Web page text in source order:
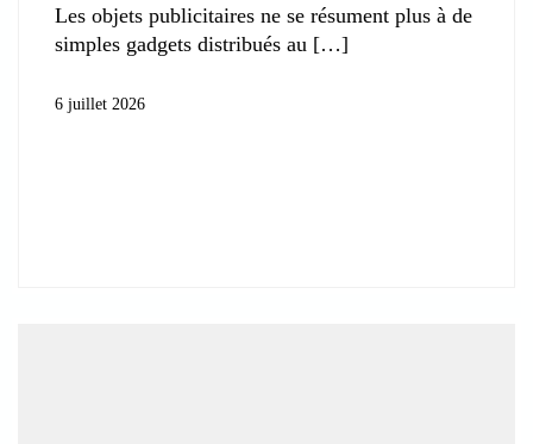
Les objets publicitaires ne se résument plus à de
simples gadgets distribués au
6 juillet 2026